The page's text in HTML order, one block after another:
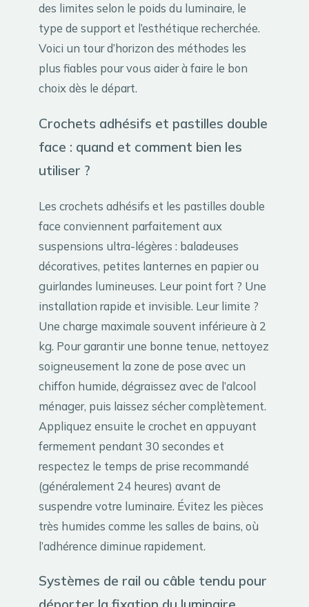
des limites selon le poids du luminaire, le
type de support et l’esthétique recherchée.
Voici un tour d’horizon des méthodes les
plus fiables pour vous aider à faire le bon
choix dès le départ.
Crochets adhésifs et pastilles double
face : quand et comment bien les
utiliser ?
Les crochets adhésifs et les pastilles double
face conviennent parfaitement aux
suspensions ultra-légères : baladeuses
décoratives, petites lanternes en papier ou
guirlandes lumineuses. Leur point fort ? Une
installation rapide et invisible. Leur limite ?
Une charge maximale souvent inférieure à 2
kg. Pour garantir une bonne tenue, nettoyez
soigneusement la zone de pose avec un
chiffon humide, dégraissez avec de l’alcool
ménager, puis laissez sécher complètement.
Appliquez ensuite le crochet en appuyant
fermement pendant 30 secondes et
respectez le temps de prise recommandé
(généralement 24 heures) avant de
suspendre votre luminaire. Évitez les pièces
très humides comme les salles de bains, où
l’adhérence diminue rapidement.
Systèmes de rail ou câble tendu pour